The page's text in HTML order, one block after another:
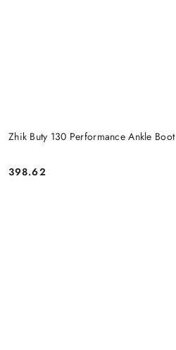
Zhik Buty 130 Performance Ankle Boot
Cena:
398.62